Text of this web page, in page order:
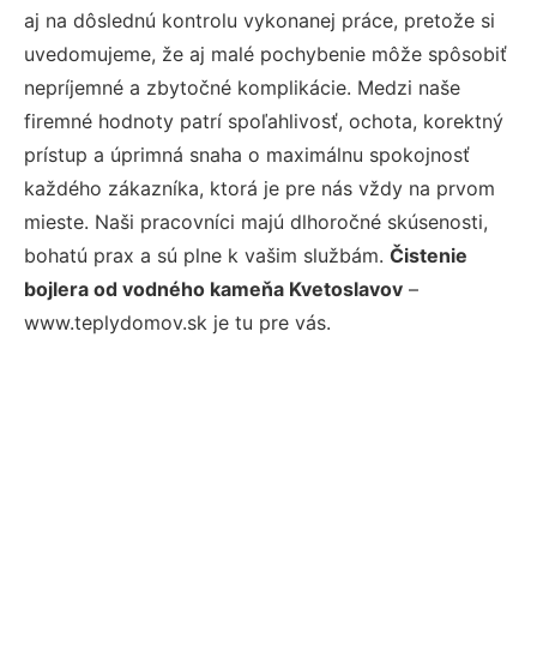
aj na dôslednú kontrolu vykonanej práce, pretože si
uvedomujeme, že aj malé pochybenie môže spôsobiť
nepríjemné a zbytočné komplikácie. Medzi naše
firemné hodnoty patrí spoľahlivosť, ochota, korektný
prístup a úprimná snaha o maximálnu spokojnosť
každého zákazníka, ktorá je pre nás vždy na prvom
mieste. Naši pracovníci majú dlhoročné skúsenosti,
bohatú prax a sú plne k vašim službám. Čistenie
bojlera od vodného kameňa Kvetoslavov –
www.teplydomov.sk je tu pre vás.